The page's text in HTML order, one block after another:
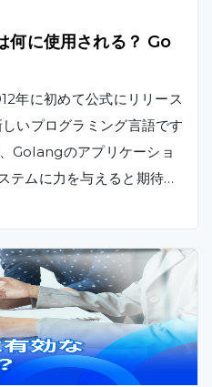
何に使用される？ Go
年に初めて公式にリリース
いプログラミング言語です
Golangのアプリケーショ
テムに力を与えると期待し
は、Go言語とは何か、そし